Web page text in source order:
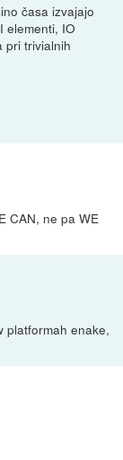
časa izvajajo
elementi, IO
pri trivialnih
CAN, ne pa WE
platformah enake,